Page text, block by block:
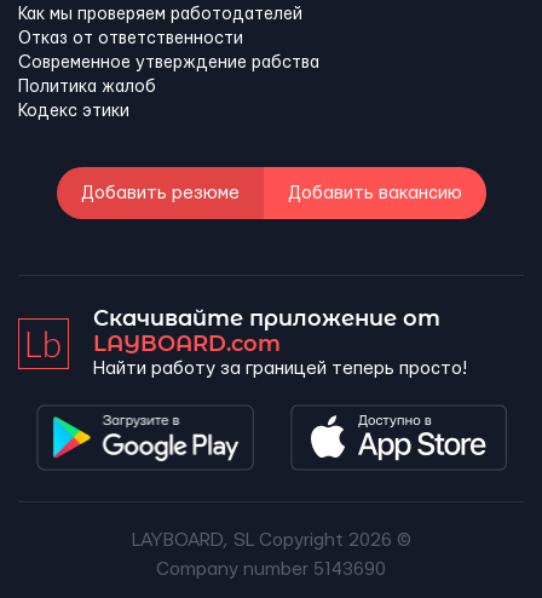
Как мы проверяем работодателей
Отказ от ответственности
Современное утверждение рабства
Политика жалоб
Кодекс этики
Добавить резюме Добавить вакансию
Скачивайте приложение от
LAYBOARD.com
Найти работу за границей теперь просто!
LAYBOARD, SL Copyright 2026 ©
Company number 5143690